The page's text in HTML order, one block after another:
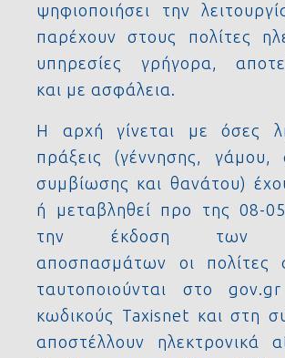
ψηφιοποιήσει την
παρέχουν στους πολίτες
υπηρεσίες γρήγορα,
και με ασφάλεια.
Η αρχή γίνεται με όσες
πράξεις (γέννησης, γάμου,
συμβίωσης και θανάτου)
ή μεταβληθεί προ της 08-
την έκδοση των
αποσπασμάτων οι πολίτες
ταυτοποιούνται στο
κωδικούς Taxisnet και στη
αποστέλλουν ηλεκτρονικά